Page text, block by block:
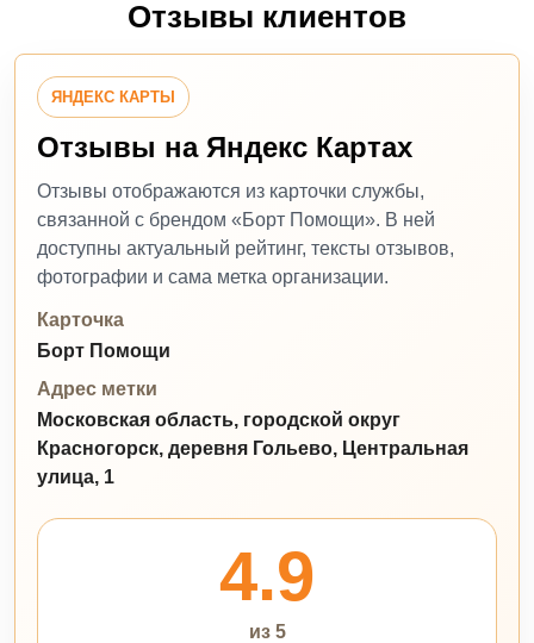
Отзывы клиентов
ЯНДЕКС КАРТЫ
Отзывы на Яндекс Картах
Отзывы отображаются из карточки службы,
связанной с брендом «Борт Помощи». В ней
доступны актуальный рейтинг, тексты отзывов,
фотографии и сама метка организации.
Карточка
Борт Помощи
Адрес метки
Московская область, городской округ
Красногорск, деревня Гольево, Центральная
улица, 1
4.9
из 5